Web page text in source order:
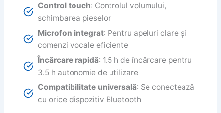
Control touch: Controlul volumului,
schimbarea pieselor
Microfon integrat: Pentru apeluri clare și
comenzi vocale eficiente
Încărcare rapidă: 1.5 h de încărcare pentru
3.5 h autonomie de utilizare
Compatibilitate universală: Se conectează
cu orice dispozitiv Bluetooth